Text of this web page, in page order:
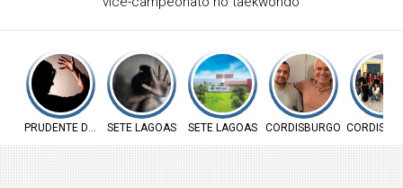
PRUDENTE DE MORAISSETE LAGOAS SETE LAGOAS CORDISBURGO